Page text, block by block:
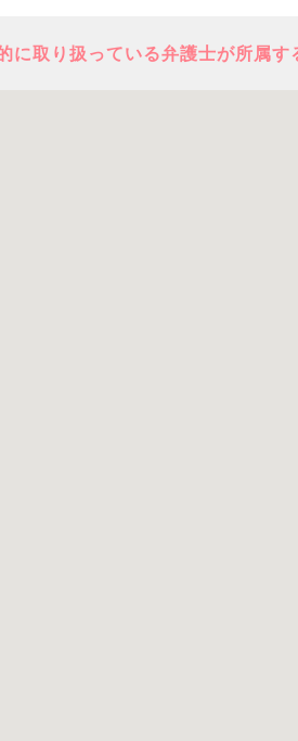
に取り扱っている弁護士が所属す